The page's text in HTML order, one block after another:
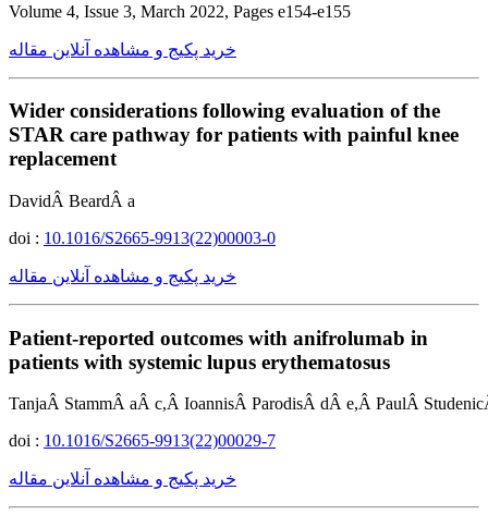
Volume 4, Issue 3, March 2022, Pages e154-e155
خرید پکیج و مشاهده آنلاین مقاله
Wider considerations following evaluation of the
STAR care pathway for patients with painful knee
replacement
DavidÂ BeardÂ a
doi : 10.1016/S2665-9913(22)00003-0
خرید پکیج و مشاهده آنلاین مقاله
Patient-reported outcomes with anifrolumab in
patients with systemic lupus erythematosus
TanjaÂ StammÂ aÂ c,Â IoannisÂ ParodisÂ dÂ e,Â PaulÂ
doi : 10.1016/S2665-9913(22)00029-7
خرید پکیج و مشاهده آنلاین مقاله